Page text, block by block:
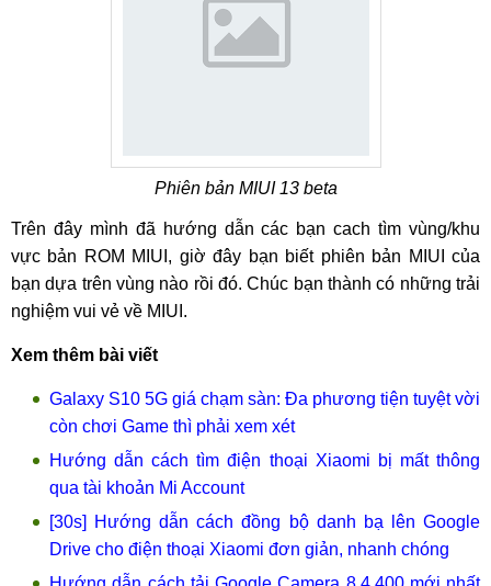
Phiên bản MIUI 13 beta
Trên đây mình đã hướng dẫn các bạn cach tìm vùng/khu
vực bản ROM MIUI, giờ đây bạn biết phiên bản MIUI của
bạn dựa trên vùng nào rồi đó. Chúc bạn thành có những trải
nghiệm vui vẻ về MIUI.
Xem thêm bài viết
Galaxy S10 5G giá chạm sàn: Đa phương tiện tuyệt vời
còn chơi Game thì phải xem xét
Hướng dẫn cách tìm điện thoại Xiaomi bị mất thông
qua tài khoản Mi Account
[30s] Hướng dẫn cách đồng bộ danh bạ lên Google
Drive cho điện thoại Xiaomi đơn giản, nhanh chóng